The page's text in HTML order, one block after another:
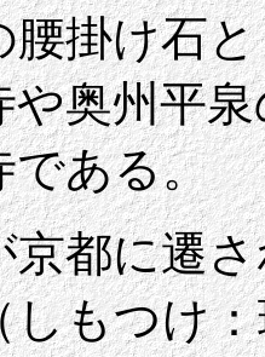
腰掛け石
や奥州平
である。
京都に遷
しもつけ